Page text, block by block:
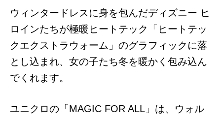
ウィンタードレスに身を包んだディズニー ヒ
ロインたちが極暖ヒートテック「ヒートテッ
クエクストラウォーム」のグラフィックに落
とし込まれ、女の子たち冬を暖かく包み込ん
でくれます。
ユニクロの「MAGIC FOR ALL」は、ウォル